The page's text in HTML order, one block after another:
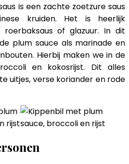
met
plum
sauce,
broccoli
en
rijst
is een zachte zoetzure saus
kruiden. Het is heerlijk
roerbaksaus of glazuur. In dit
plum sauce als marinade en
Hierbij maken we in de
en kokosrijst. Dit alles
uitjes, verse koriander en rode